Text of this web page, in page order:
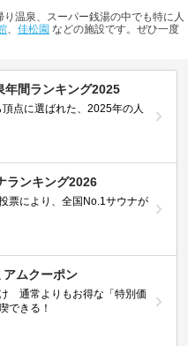
温泉、スーパー銭湯の中でも特に人
佳松園 などの施設です。ぜひ一度
年間ランキング2025
点に選ばれた、2025年の人
ランキング2026
票により、全国No.1サウナが
アムクーポン
通常よりもお得な「特別価
できる！